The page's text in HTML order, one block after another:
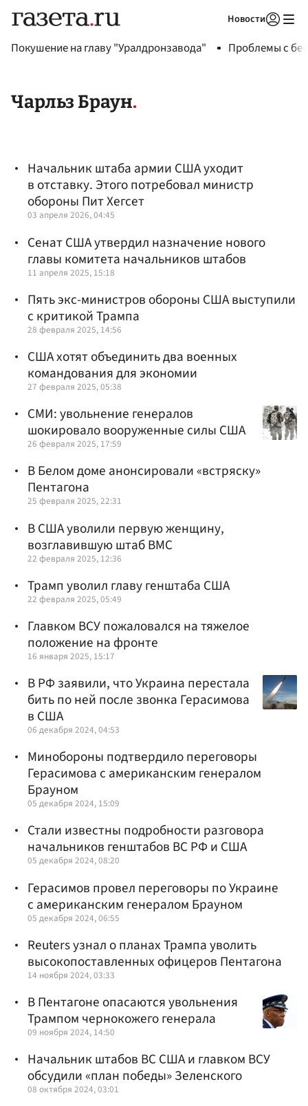
Новости
Покушение на главу "Уралдронзавода" Проблемы с
Чарльз Браун
Начальник штаба армии США уходит
в отставку. Этого потребовал министр
обороны Пит Хегсет
03 апреля 2026, 04:45
Сенат США утвердил назначение нового
главы комитета начальников штабов
11 апреля 2025, 15:18
Пять экс-министров обороны США выступили
с критикой Трампа
28 февраля 2025, 14:56
США хотят объединить два военных
командования для экономии
27 февраля 2025, 05:38
СМИ: увольнение генералов
шокировало вооруженные силы США
26 февраля 2025, 17:59
В Белом доме анонсировали «встряску»
Пентагона
25 февраля 2025, 22:31
В США уволили первую женщину,
возглавившую штаб ВМС
22 февраля 2025, 12:36
Трамп уволил главу генштаба США
22 февраля 2025, 05:49
Главком ВСУ пожаловался на тяжелое
положение на фронте
16 января 2025, 15:17
В РФ заявили, что Украина перестала
бить по ней после звонка Герасимова
в США
06 декабря 2024, 04:53
Минобороны подтвердило переговоры
Герасимова с американским генералом
Брауном
05 декабря 2024, 15:09
Стали известны подробности разговора
начальников генштабов ВС РФ и США
05 декабря 2024, 08:20
Герасимов провел переговоры по Украине
с американским генералом Брауном
05 декабря 2024, 06:55
Reuters узнал о планах Трампа уволить
высокопоставленных офицеров Пентагона
14 ноября 2024, 03:33
В Пентагоне опасаются увольнения
Трампом чернокожего генерала
09 ноября 2024, 14:50
Начальник штабов ВС США и главком ВСУ
обсудили «план победы» Зеленского
08 октября 2024, 03:01